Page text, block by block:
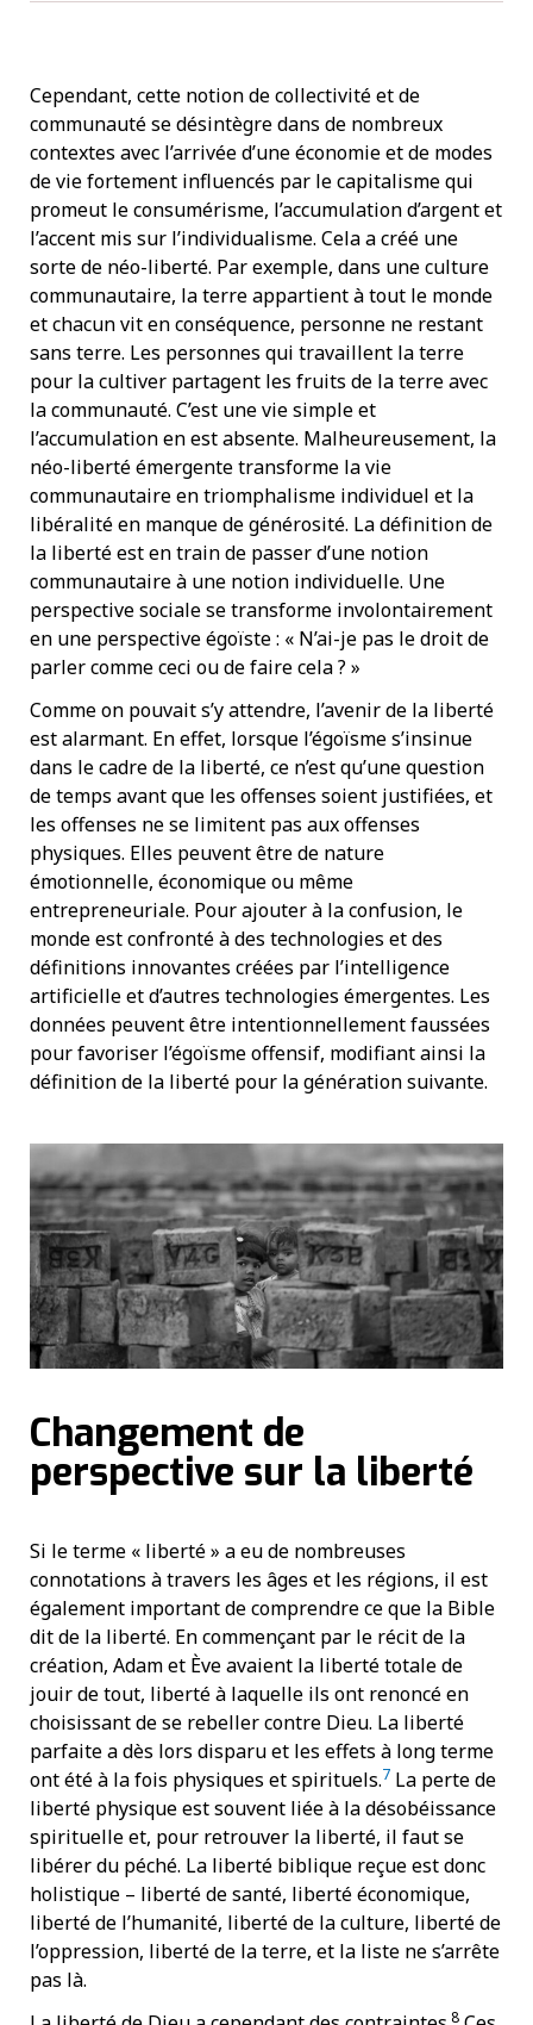
Cependant, cette notion de collectivité et de
communauté se désintègre dans de nombreux
contextes avec l’arrivée d’une économie et de modes
de vie fortement influencés par le capitalisme qui
promeut le consumérisme, l’accumulation d’argent et
l’accent mis sur l’individualisme. Cela a créé une
sorte de néo-liberté. Par exemple, dans une culture
communautaire, la terre appartient à tout le monde
et chacun vit en conséquence, personne ne restant
sans terre. Les personnes qui travaillent la terre
pour la cultiver partagent les fruits de la terre avec
la communauté. C’est une vie simple et
l’accumulation en est absente. Malheureusement, la
néo-liberté émergente transforme la vie
communautaire en triomphalisme individuel et la
libéralité en manque de générosité. La définition de
la liberté est en train de passer d’une notion
communautaire à une notion individuelle. Une
perspective sociale se transforme involontairement
en une perspective égoïste : « N’ai-je pas le droit de
parler comme ceci ou de faire cela ? »
Comme on pouvait s’y attendre, l’avenir de la liberté
est alarmant. En effet, lorsque l’égoïsme s’insinue
dans le cadre de la liberté, ce n’est qu’une question
de temps avant que les offenses soient justifiées, et
les offenses ne se limitent pas aux offenses
physiques. Elles peuvent être de nature
émotionnelle, économique ou même
entrepreneuriale. Pour ajouter à la confusion, le
monde est confronté à des technologies et des
définitions innovantes créées par l’intelligence
artificielle et d’autres technologies émergentes. Les
données peuvent être intentionnellement faussées
pour favoriser l’égoïsme offensif, modifiant ainsi la
définition de la liberté pour la génération suivante.
Changement de
perspective sur la liberté
Si le terme « liberté » a eu de nombreuses
connotations à travers les âges et les régions, il est
également important de comprendre ce que la Bible
dit de la liberté. En commençant par le récit de la
création, Adam et Ève avaient la liberté totale de
jouir de tout, liberté à laquelle ils ont renoncé en
choisissant de se rebeller contre Dieu. La liberté
parfaite a dès lors disparu et les effets à long terme
ont été à la fois physiques et spirituels.7 La perte de
liberté physique est souvent liée à la désobéissance
spirituelle et, pour retrouver la liberté, il faut se
libérer du péché. La liberté biblique reçue est donc
holistique – liberté de santé, liberté économique,
liberté de l’humanité, liberté de la culture, liberté de
l’oppression, liberté de la terre, et la liste ne s’arrête
pas là.
8